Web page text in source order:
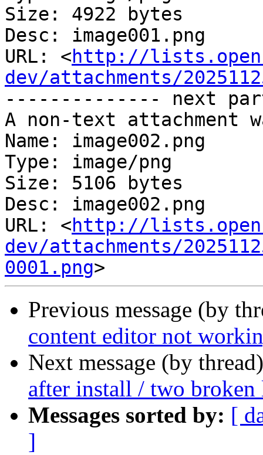
Size: 4922 bytes
Desc: image001.png
URL: <http://
dev/attachments/
-------------- next
A non-text attachment
Name: image002.png
Type: image/png
Size: 5106 bytes
Desc: image002.png
URL: <http://
dev/attachments/
0001.png
Previous message (by
content editor not
Next message (by
after install / two broken
Messages sorted by: [
]